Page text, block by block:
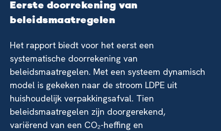
Eerste doorrekening van
beleidsmaatregelen
Het rapport biedt voor het eerst een
systematische doorrekening van
beleidsmaatregelen. Met een systeem dynamisch
model is gekeken naar de stroom LDPE uit
huishoudelijk verpakkingsafval. Tien
beleidsmaatregelen zijn doorgerekend,
variërend van een CO₂-heffing en